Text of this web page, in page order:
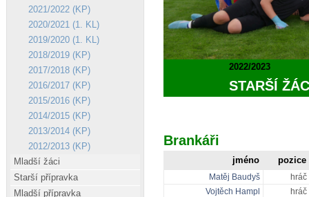
2021/2022 (KP)
2020/2021 (1. KL)
2019/2020 (1. KL)
2018/2019 (KP)
2017/2018 (KP)
2016/2017 (KP)
2015/2016 (KP)
2014/2015 (KP)
2013/2014 (KP)
2012/2013 (KP)
Mladší žáci
Starší přípravka
Mladší přípravka
2022/2023
STARŠÍ
Brankáři
jméno pozice
Matěj Baudyš
hráč
Vojtěch Hampl
hráč